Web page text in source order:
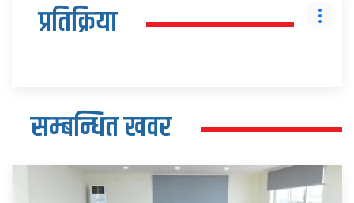
प्रतिक्रिया
सम्बन्धित खवर